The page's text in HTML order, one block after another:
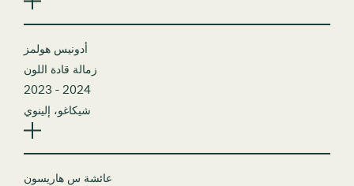
أدونيس هولمز
زمالة قادة اللون
2023 - 2024
شيكاغو، إلينوي
عائشة س هاريسون